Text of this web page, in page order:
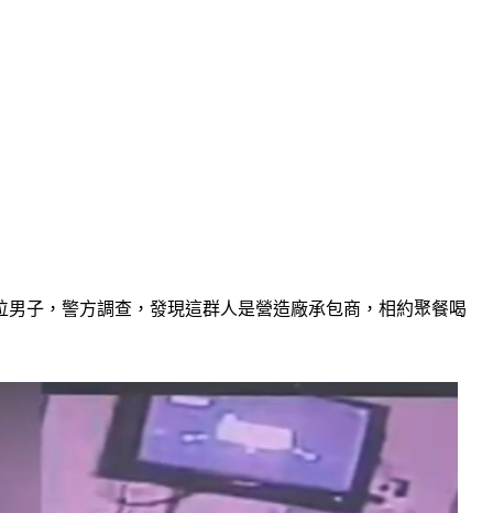
子，警方調查，發現這群人是營造廠承包商，相約聚餐喝